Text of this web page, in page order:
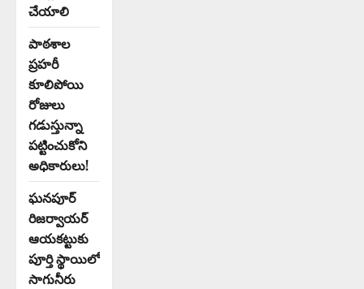
చేయాలి
పాఠశాల
ప్రహరీ
కూలిపోయి
రోజులు
గడుస్తున్నా
పట్టించుకోని
అధికారులు!
ఘనపూర్
రిజర్వాయర్
ఆయకట్టుకు
పూర్తి స్థాయిలో
సాగునీరు